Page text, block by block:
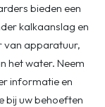
bieden een
kalkaanslag en
van apparatuur,
het water. Neem
informatie en
bij uw behoeften